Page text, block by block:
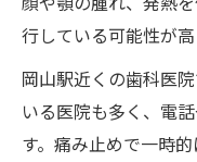
行している可能性が高
岡山駅近くの歯科医
いる医院も多く、電
す。痛み止めで一時